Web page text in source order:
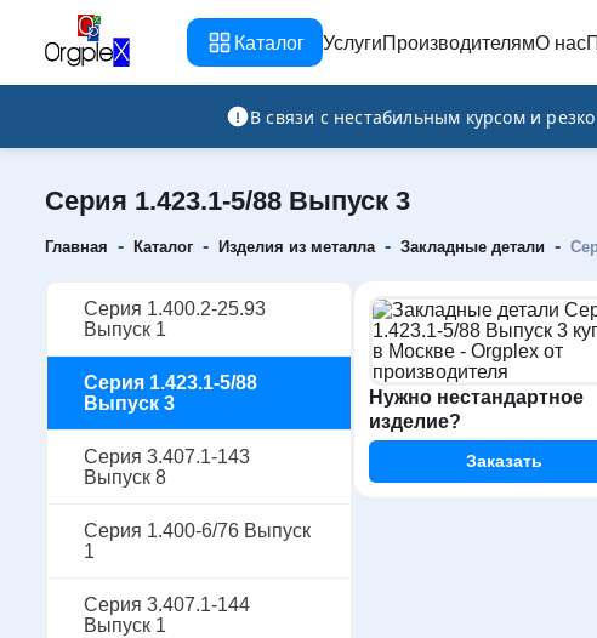
Каталог УслугиПроизводителямО нас
В связи с нестабильным курсом и
Рекламно-производственная компания
Серия 1.423.1-5/88 Выпуск 3
Главная - Каталог - Изделия из металла - Закладные детали -
Серия 1.400.2-25.93
Выпуск 1
Серия 1.423.1-5/88
Выпуск 3
Серия 3.407.1-143
Выпуск 8
Серия 1.400-6/76 Выпуск
1
Серия 3.407.1-144
Выпуск 1
Нужно нестандартное
изделие?
Заказать